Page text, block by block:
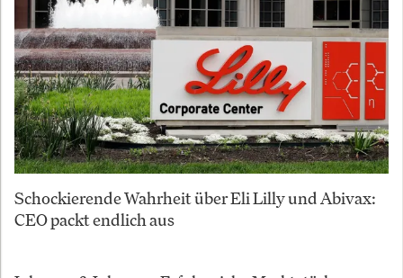
Schockierende Wahrheit über Eli Lilly und Abivax:
CEO packt endlich aus